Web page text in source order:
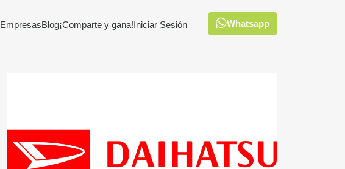
EmpresasBlog¡Comparte y gana!Iniciar Sesión Whatsapp